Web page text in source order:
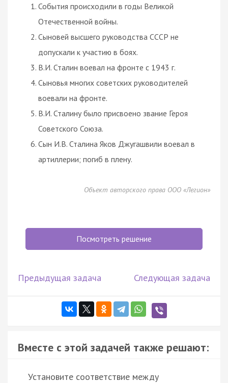
События происходили в годы Великой
Отечественной войны.
Сыновей высшего руководства СССР не
допускали к участию в боях.
В.И. Сталин воевал на фронте с 1943 г.
Сыновья многих советских руководителей
воевали на фронте.
В.И. Сталину было присвоено звание Героя
Советского Союза.
Сын И.В. Сталина Яков Джугашвили воевал в
артиллерии; погиб в плену.
Объект авторского права ООО «Легион»
Посмотреть решение
Предыдущая задача Следующая задача
Вместе с этой задачей также решают:
Установите соответствие между